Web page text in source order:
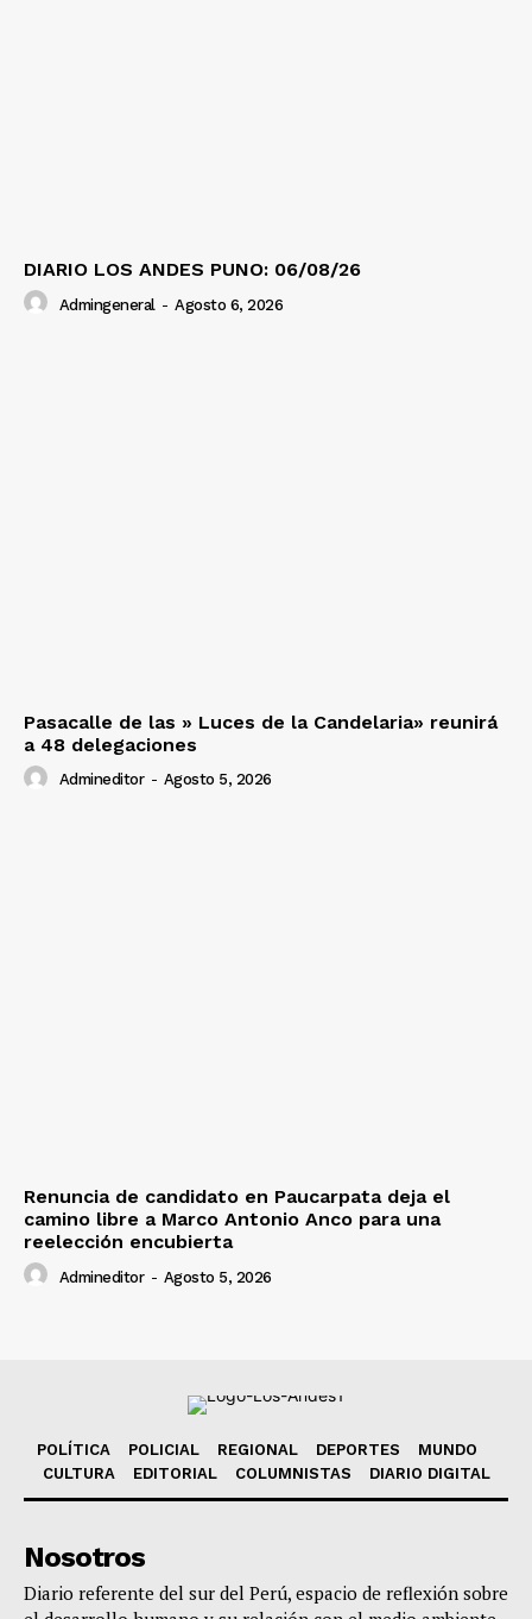
DIARIO LOS ANDES PUNO: 06/08/26
Admingeneral - Agosto 6, 2026
Pasacalle de las » Luces de la Candelaria» reunirá
a 48 delegaciones
Admineditor - Agosto 5, 2026
Renuncia de candidato en Paucarpata deja el
camino libre a Marco Antonio Anco para una
reelección encubierta
Admineditor - Agosto 5, 2026
POLÍTICA POLICIAL REGIONAL DEPORTES
MUNDO
CULTURA
EDITORIAL COLUMNISTAS DIARIO DIGITAL
Nosotros
Diario referente del sur del Perú, espacio de reflexión sobre